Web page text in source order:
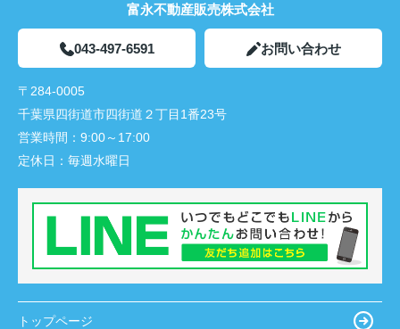
富永不動産販売株式会社
043-497-6591 お問い合わせ
〒284-0005
千葉県四街道市四街道２丁目1番23号
営業時間： 9:00～17:00
定休日： 毎週水曜日
トップページ